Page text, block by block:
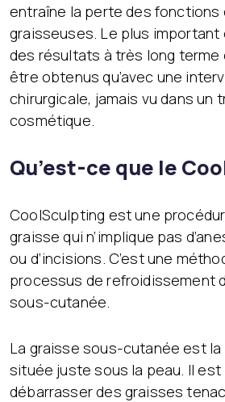
entraîne la perte des fonctions
graisseuses. Le plus important
des résultats à très long terme
être obtenus qu’avec une
chirurgicale, jamais vu dans un
cosmétique.
Qu’est-ce que le
CoolSculpting est une
graisse qui n’implique pas
ou d’incisions. C’est une
processus de refroidissement
sous-cutanée.
La graisse sous-cutanée est
située juste sous la peau. Il est
débarrasser des graisses